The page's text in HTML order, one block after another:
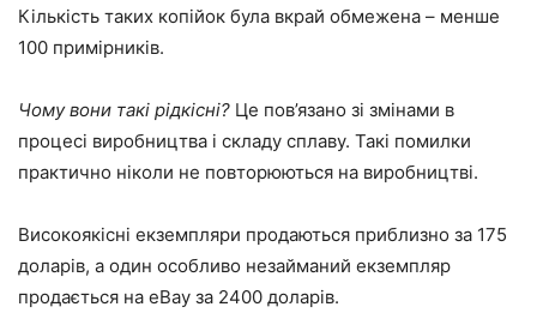
Кількість таких копійок була вкрай обмежена – менше
100 примірників.
Чому вони такі рідкісні? Це пов’язано зі змінами в
процесі виробництва і складу сплаву. Такі помилки
практично ніколи не повторюються на виробництві.
Високоякісні екземпляри продаються приблизно за 175
доларів, а один особливо незайманий екземпляр
продається на eBay за 2400 доларів.